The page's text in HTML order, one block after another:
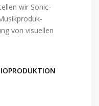
wir Sonic-
von visuellen